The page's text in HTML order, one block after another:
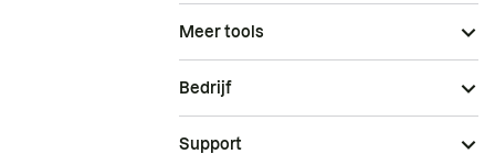
Meer tools
Bedrijf
Support